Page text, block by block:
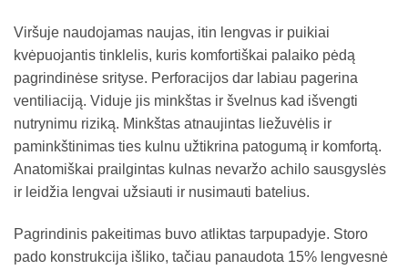
Viršuje naudojamas naujas, itin lengvas ir puikiai
kvėpuojantis tinklelis, kuris komfortiškai palaiko pėdą
pagrindinėse srityse. Perforacijos dar labiau pagerina
ventiliaciją. Viduje jis minkštas ir švelnus kad išvengti
nutrynimu riziką. Minkštas atnaujintas liežuvėlis ir
paminkštinimas ties kulnu užtikrina patogumą ir komfortą.
Anatomiškai prailgintas kulnas nevaržo achilo sausgyslės
ir leidžia lengvai užsiauti ir nusimauti batelius.
Pagrindinis pakeitimas buvo atliktas tarpupadyje. Storo
pado konstrukcija išliko, tačiau panaudota 15% lengvesnė